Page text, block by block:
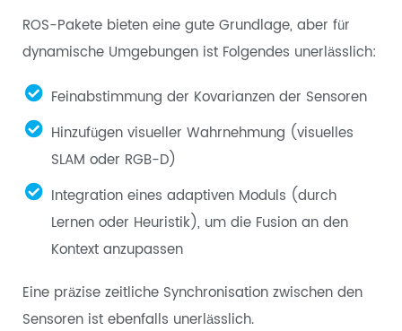
ROS-Pakete bieten eine gute Grundlage, aber für
dynamische Umgebungen ist Folgendes unerlässlich:
Feinabstimmung der Kovarianzen der Sensoren
Hinzufügen visueller Wahrnehmung (visuelles
SLAM oder RGB-D)
Integration eines adaptiven Moduls (durch
Lernen oder Heuristik), um die Fusion an den
Kontext anzupassen
Eine präzise zeitliche Synchronisation zwischen den
Sensoren ist ebenfalls unerlässlich.